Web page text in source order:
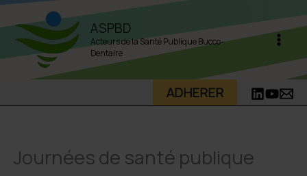
Aller
au
contenu
ASPBD
Acteurs de la Santé Publique Bucco-
Dentaire
ADHERER
Journées de santé publique